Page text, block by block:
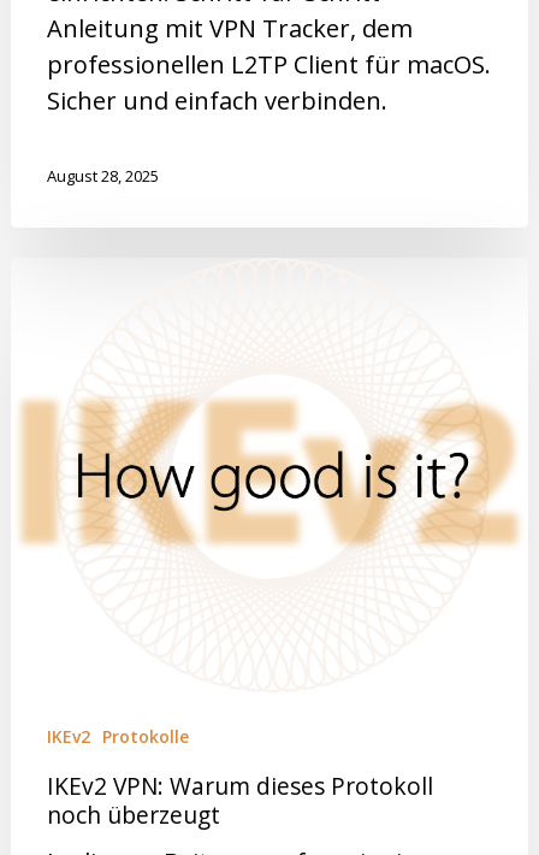
Anleitung mit VPN Tracker, dem
professionellen L2TP Client für macOS.
Sicher und einfach verbinden.
August 28, 2025
IKEv2 Protokolle
IKEv2 VPN: Warum dieses Protokoll
noch überzeugt